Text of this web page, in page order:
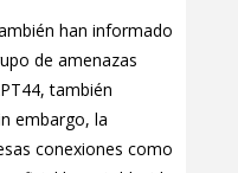
han informado
de amenazas
también
embargo, la
conexiones como